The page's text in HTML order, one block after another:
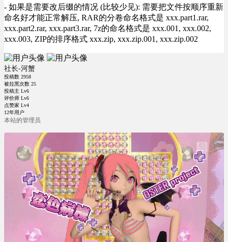
- 如果是需要改后缀的情况 (比较少见): 需要把文件按顺序重新
命名好才能正常解压, RAR的分卷命名格式是 xxx.part1.rar,
xxx.part2.rar, xxx.part3.rar, 7z的命名格式是 xxx.001, xxx.002,
xxx.003, ZIP的排序格式 xxx.zip, xxx.zip.001, xxx.zip.002
社长-河蟹
投稿数 2958
被拉黑次数 25
投稿主 Lv6
评价师 Lv6
点赞家 Lv4
12年用户
本站的管理员